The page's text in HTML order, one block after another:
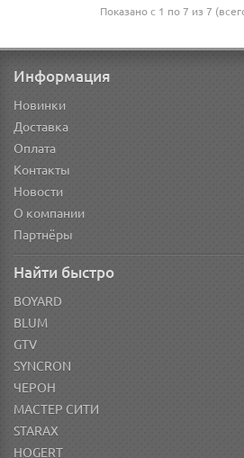
Показано с 1 по 7 из 7
Информация
Новинки
Доставка
Оплата
Контакты
Новости
О компании
Партнёры
Найти быстро
BOYARD
BLUM
GTV
SYNCRON
ЧЕРОН
МАСТЕР СИТИ
STARAX
HOGERT